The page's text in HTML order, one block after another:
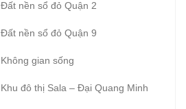
Đất nền sổ đỏ Quận 2
Đất nền sổ đỏ Quận 9
Không gian sống
Khu đô thị Sala – Đại Quang Minh